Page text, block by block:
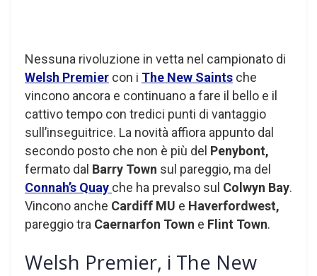
Nessuna rivoluzione in vetta nel campionato di
Welsh Premier con i The New Saints che
vincono ancora e continuano a fare il bello e il
cattivo tempo con tredici punti di vantaggio
sull’inseguitrice. La novità affiora appunto dal
secondo posto che non è più del Penybont,
fermato dal Barry Town sul pareggio, ma del
Connah’s Quay che ha prevalso sul Colwyn Bay.
Vincono anche Cardiff MU e Haverfordwest,
pareggio tra Caernarfon Town e Flint Town.
Welsh Premier, i The New